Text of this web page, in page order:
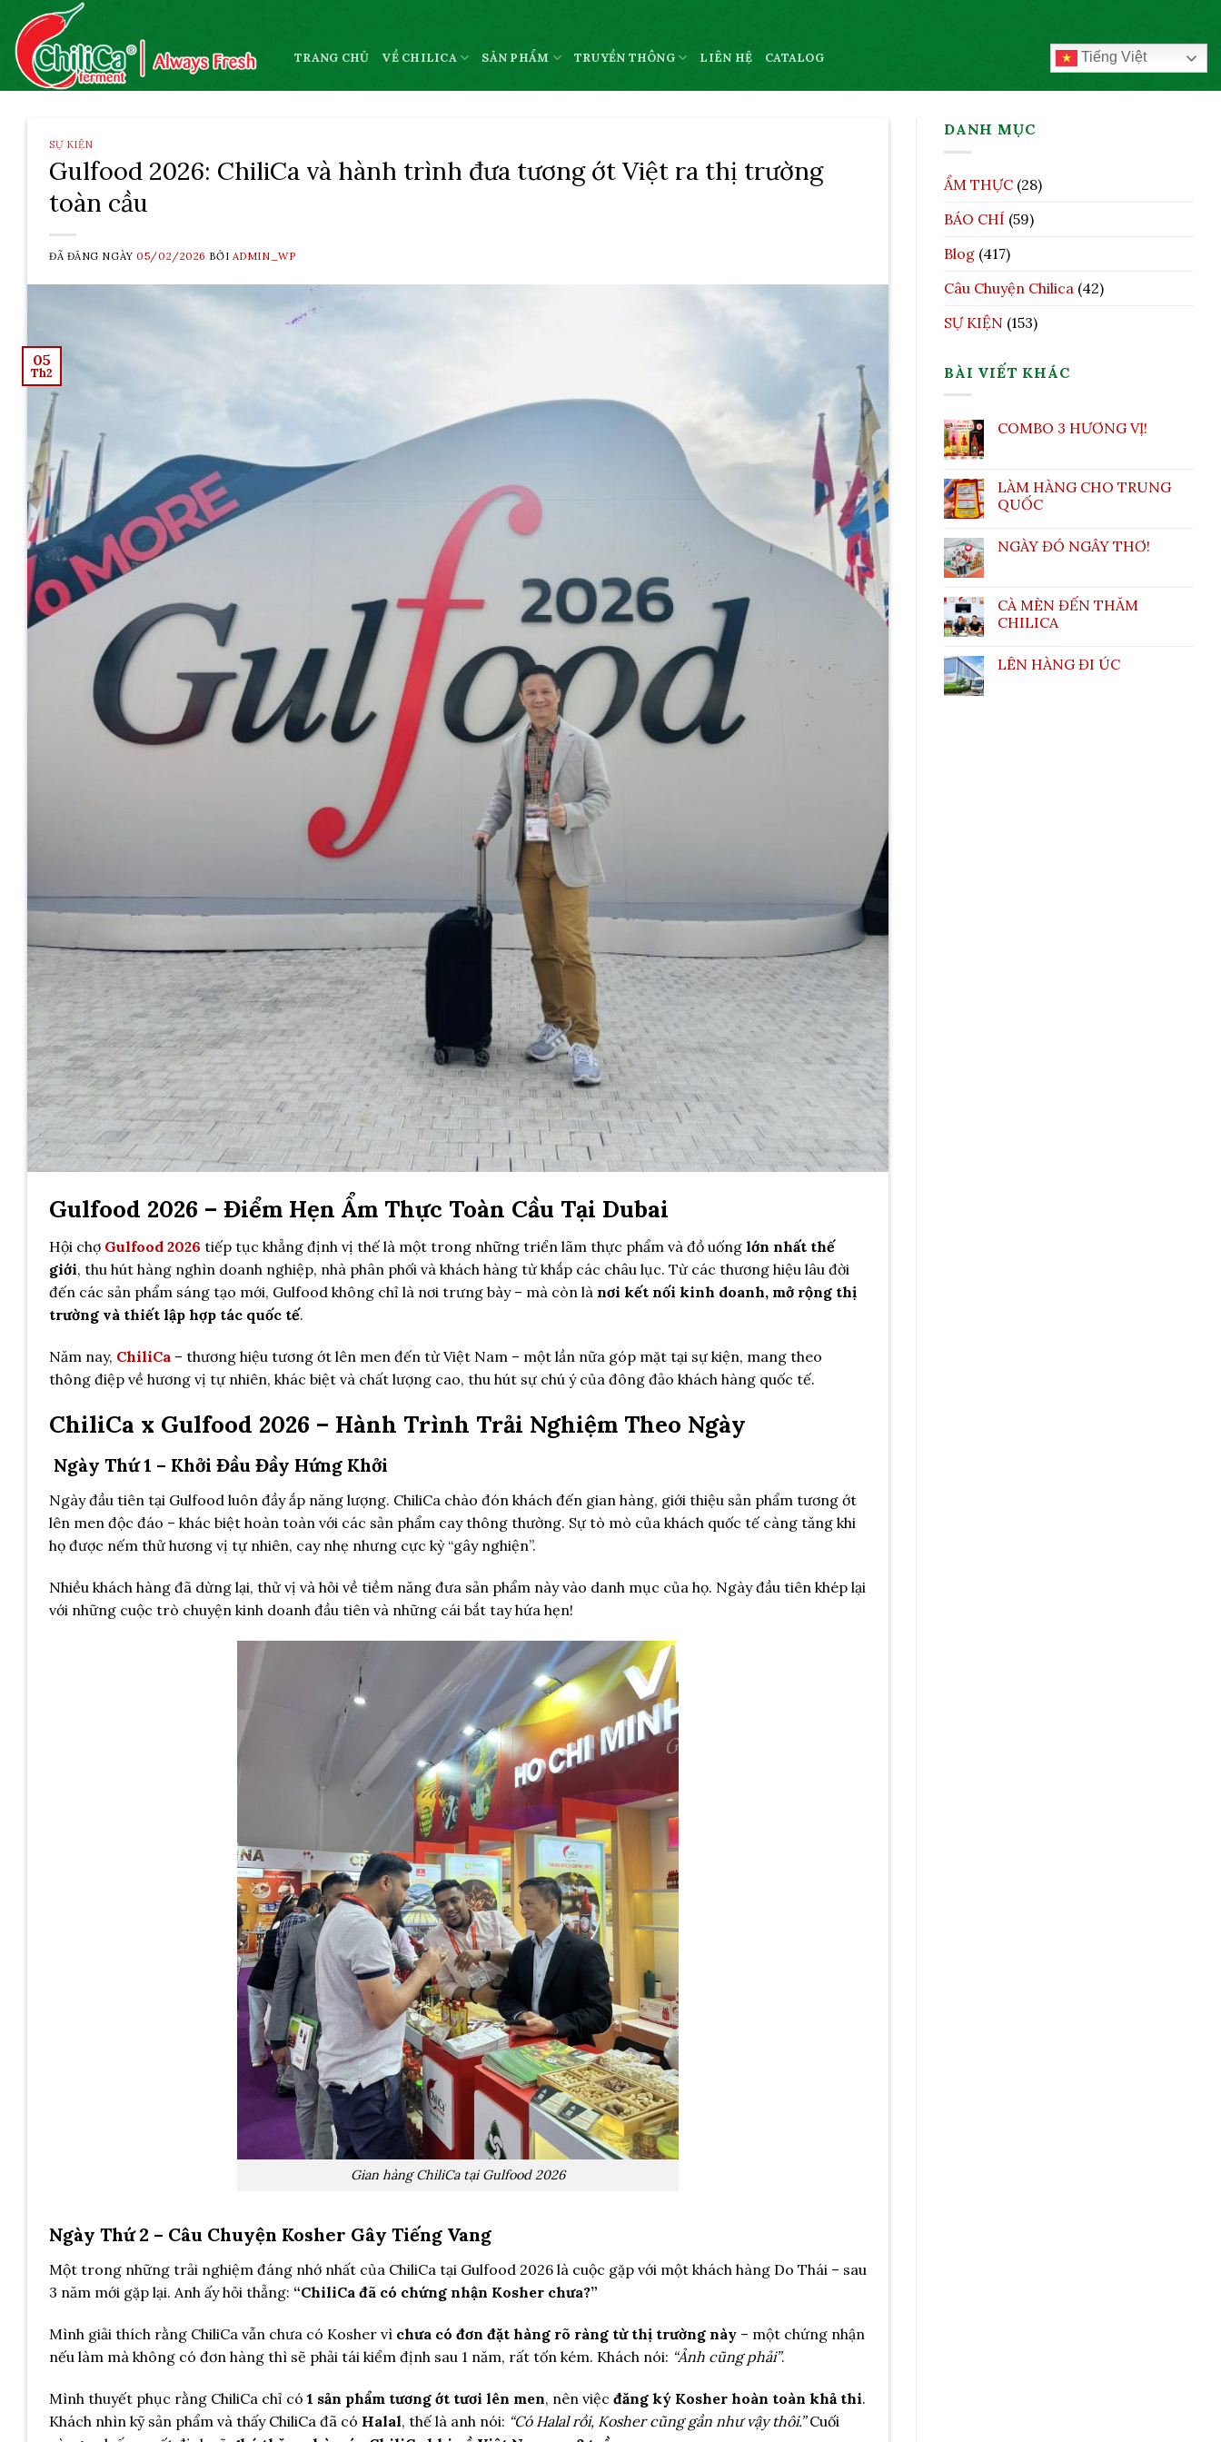
content
TRANG CHỦ VỀ CHILICA SẢN PHẨM TRUYỀN THÔNG LIÊN HỆ CATALOG Tiếng Việt
SỰ KIỆN
Gulfood 2026: ChiliCa và hành trình đưa tương ớt Việt ra thị trường
toàn cầu
ĐÃ ĐĂNG NGÀY05/02/2026 BỞI ADMIN_WP
05
Th2
Gulfood 2026 – Điểm Hẹn Ẩm Thực Toàn Cầu Tại Dubai
Hội chợ Gulfood 2026 tiếp tục khẳng định vị thế là một trong những triển lãm thực phẩm và đồ uống lớn nhất thế
giới, thu hút hàng nghìn doanh nghiệp, nhà phân phối và khách hàng từ khắp các châu lục. Từ các thương hiệu lâu đời
đến các sản phẩm sáng tạo mới, Gulfood không chỉ là nơi trưng bày – mà còn là nơi kết nối kinh doanh, mở rộng thị
trường và thiết lập hợp tác quốc tế.
Năm nay, ChiliCa – thương hiệu tương ớt lên men đến từ Việt Nam – một lần nữa góp mặt tại sự kiện, mang theo
thông điệp về hương vị tự nhiên, khác biệt và chất lượng cao, thu hút sự chú ý của đông đảo khách hàng quốc tế.
ChiliCa x Gulfood 2026 – Hành Trình Trải Nghiệm Theo Ngày
Ngày Thứ 1 – Khởi Đầu Đầy Hứng Khởi
Ngày đầu tiên tại Gulfood luôn đầy ắp năng lượng. ChiliCa chào đón khách đến gian hàng, giới thiệu sản phẩm tương ớt
lên men độc đáo – khác biệt hoàn toàn với các sản phẩm cay thông thường. Sự tò mò của khách quốc tế càng tăng khi
họ được nếm thử hương vị tự nhiên, cay nhẹ nhưng cực kỳ “gây nghiện”.
Nhiều khách hàng đã dừng lại, thử vị và hỏi về tiềm năng đưa sản phẩm này vào danh mục của họ. Ngày đầu tiên khép lại
với những cuộc trò chuyện kinh doanh đầu tiên và những cái bắt tay hứa hẹn!
Gian hàng ChiliCa tại Gulfood 2026
Ngày Thứ 2 – Câu Chuyện Kosher Gây Tiếng Vang
Một trong những trải nghiệm đáng nhớ nhất của ChiliCa tại Gulfood 2026 là cuộc gặp với một khách hàng Do Thái – sau
3 năm mới gặp lại. Anh ấy hỏi thẳng: “ChiliCa đã có chứng nhận Kosher chưa?”
Mình giải thích rằng ChiliCa vẫn chưa có Kosher vì chưa có đơn đặt hàng rõ ràng từ thị trường này – một chứng nhận
nếu làm mà không có đơn hàng thì sẽ phải tái kiểm định sau 1 năm, rất tốn kém. Khách nói: “Ảnh cũng phải”.
Mình thuyết phục rằng ChiliCa chỉ có 1 sản phẩm tương ớt tươi lên men, nên việc đăng ký Kosher hoàn toàn khả thi.
Khách nhìn kỹ sản phẩm và thấy ChiliCa đã có Halal, thế là anh nói: “Có Halal rồi, Kosher cũng gần như vậy thôi.”Cuối
DANH MỤC
ẨM THỰC (28)
BÁO CHÍ (59)
Blog (417)
Câu Chuyện Chilica (42)
SỰ KIỆN (153)
BÀI VIẾT KHÁC
COMBO 3 HƯƠNG VỊ!
LÀM HÀNG CHO TRUNG
QUỐC
NGÀY ĐÓ NGÂY THƠ!
CÀ MÈN ĐẾN THĂM
CHILICA
LÊN HÀNG ĐI ÚC